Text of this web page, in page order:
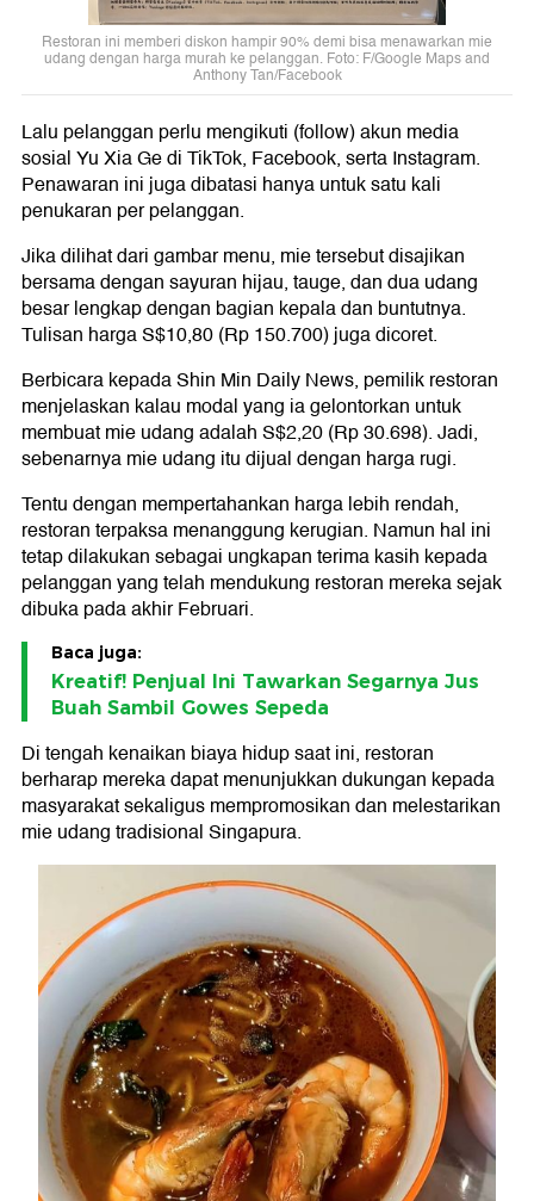
Restoran ini memberi diskon hampir 90% demi bisa menawarkan mie
udang dengan harga murah ke pelanggan. Foto: F/Google Maps and
Anthony Tan/Facebook
Lalu pelanggan perlu mengikuti (follow) akun media
sosial Yu Xia Ge di TikTok, Facebook, serta Instagram.
Penawaran ini juga dibatasi hanya untuk satu kali
penukaran per pelanggan.
Jika dilihat dari gambar menu, mie tersebut disajikan
bersama dengan sayuran hijau, tauge, dan dua udang
besar lengkap dengan bagian kepala dan buntutnya.
Tulisan harga S$10,80 (Rp 150.700) juga dicoret.
Berbicara kepada Shin Min Daily News, pemilik restoran
menjelaskan kalau modal yang ia gelontorkan untuk
membuat mie udang adalah S$2,20 (Rp 30.698). Jadi,
sebenarnya mie udang itu dijual dengan harga rugi.
Tentu dengan mempertahankan harga lebih rendah,
restoran terpaksa menanggung kerugian. Namun hal ini
tetap dilakukan sebagai ungkapan terima kasih kepada
pelanggan yang telah mendukung restoran mereka sejak
dibuka pada akhir Februari.
Baca juga:
Kreatif! Penjual Ini Tawarkan Segarnya Jus
Buah Sambil Gowes Sepeda
Di tengah kenaikan biaya hidup saat ini, restoran
berharap mereka dapat menunjukkan dukungan kepada
masyarakat sekaligus mempromosikan dan melestarikan
mie udang tradisional Singapura.